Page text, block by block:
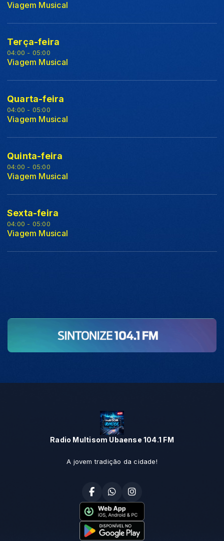
Viagem Musical
Terça-feira
04:00 - 05:00
Viagem Musical
Quarta-feira
04:00 - 05:00
Viagem Musical
Quinta-feira
04:00 - 05:00
Viagem Musical
Sexta-feira
04:00 - 05:00
Viagem Musical
Radio Multisom Ubaense 104.1 FM
A jovem tradição da cidade!